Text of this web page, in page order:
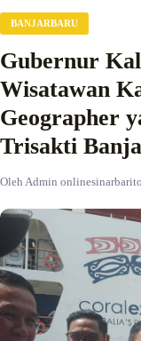
BANJARBARU
Gubernur
Wisatawan
Geographer
Trisakti
Oleh Admin